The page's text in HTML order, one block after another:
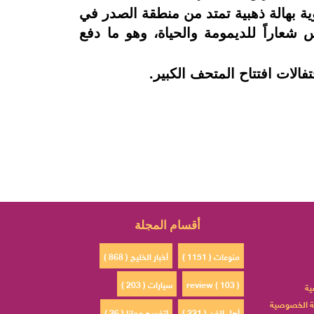
بهالة ذهبية تمتد من منطقة الصدر في
للديمومة والحياة، وهو ما دفع
افتتاح المتحف الكبير.
أقسام المجلة
أخبار الخليج ( 868 )
منوعات ( 1151 )
سيارات ( 203 )
review ( 103 )
الخصوصية